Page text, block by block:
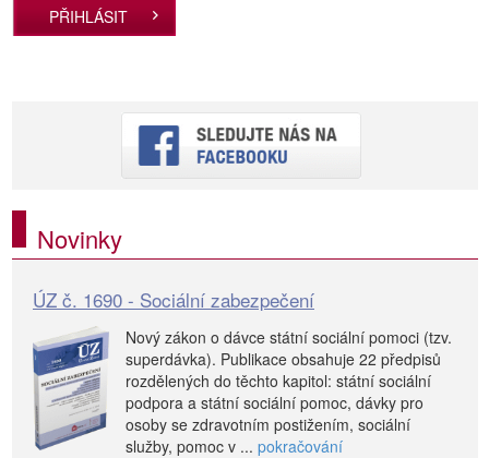
PŘIHLÁSIT
Novinky
ÚZ č. 1690 - Sociální zabezpečení
Nový zákon o dávce státní sociální pomoci (tzv.
superdávka). Publikace obsahuje 22 předpisů
rozdělených do těchto kapitol: státní sociální
podpora a státní sociální pomoc, dávky pro
osoby se zdravotním postižením, sociální
služby, pomoc v ... pokračování